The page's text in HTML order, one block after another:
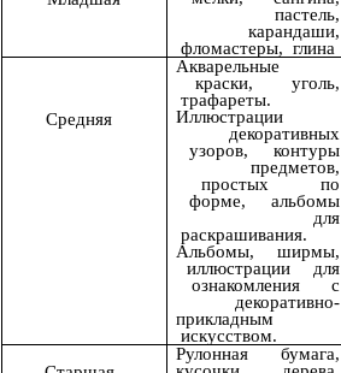
пастель,
карандаши,
фломастеры, глина
Средняя
Акварельные
краски, уголь,
трафареты.
Иллюстрации
декоративных
узоров, контуры
предметов,
простых по
форме, альбомы
для
раскрашивания.
Альбомы, ширмы,
иллюстрации для
ознакомления с
декоративно-
прикладным
искусством.
Рулонная бумага,